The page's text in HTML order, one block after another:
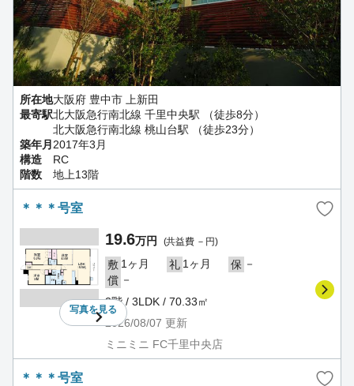
所在地大阪府 豊中市 上新田
最寄駅北大阪急行南北線 千里中央駅 （徒歩8分）
北大阪急行南北線 桃山台駅 （徒歩23分）
築年月 2017年3月
構造
RC
階数
地上13階
＊＊＊号室
写真を見る
19.6万円 (共益費 －円)
敷 1ヶ月 礼 1ヶ月 保 －
償 －
3階 / 3LDK / 70.33㎡
2026/08/07 更新
ミニミニ FC千里中央店
＊＊＊号室